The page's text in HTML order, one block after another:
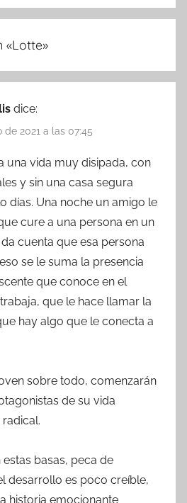
«Lotte»
dice:
2021 a las 07:45
una vida muy disipada, con
y sin una casa segura
días. Una noche un amigo le
cure a una persona en un
cuenta que esa persona
se le suma la presencia
que conoce en el
que le hace llamar la
hay algo que le conecta a
sobre todo, comenzarán
de su vida
basas, peca de
desarrollo es poco creíble,
historia emocionante